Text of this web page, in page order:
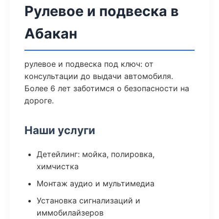
Рулевое и подвеска в
Абакан
рулевое и подвеска под ключ: от
консультации до выдачи автомобиля.
Более 6 лет заботимся о безопасности на
дороге.
Наши услуги
Детейлинг: мойка, полировка,
химчистка
Монтаж аудио и мультимедиа
Установка сигнализаций и
иммобилайзеров